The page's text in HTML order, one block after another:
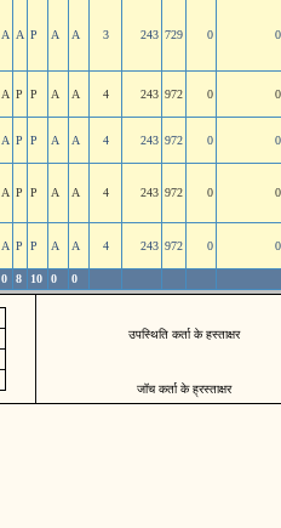
A A P A A 3 243 729 0 0
A P P A A 4 243 972 0 0
A P P A A 4 243 972 0 0
A P P A A 4 243 972 0 0
A P P A A 4 243 972 0 0
0 8 10 0 0
उपस्थिति कर्ता के हस्ताक्षर
जॉच कर्ता के ह्रस्ताक्षर